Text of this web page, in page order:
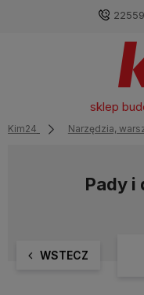
sklep
Kim24 Narzędzia,
Pady i
WSTECZ